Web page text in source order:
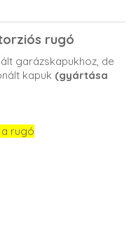
rugó
garázskapukhoz, de
kapuk (gyártása
rugó